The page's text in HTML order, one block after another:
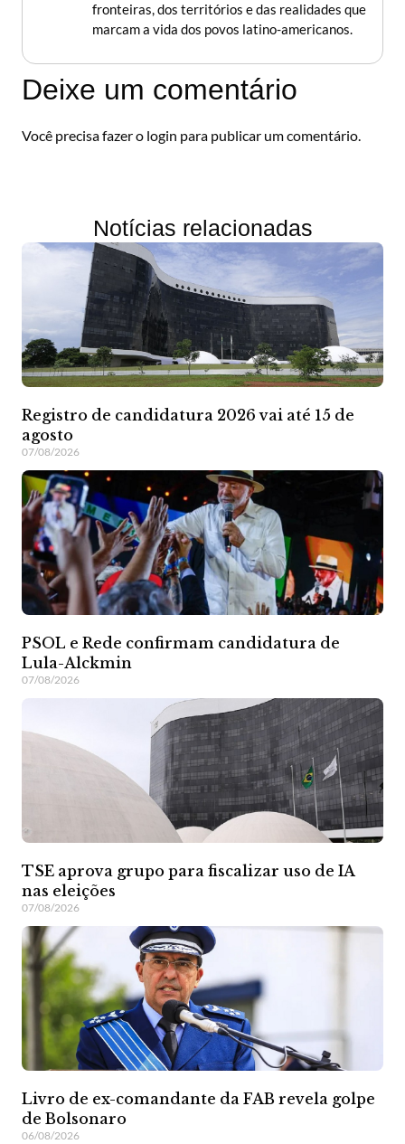
fronteiras, dos territórios e das realidades que
marcam a vida dos povos latino-americanos.
Deixe um comentário
Você precisa fazer o login para publicar um comentário.
Notícias relacionadas
Registro de candidatura 2026 vai até 15 de
agosto
07/08/2026
PSOL e Rede confirmam candidatura de
Lula-Alckmin
07/08/2026
TSE aprova grupo para fiscalizar uso de IA
nas eleições
07/08/2026
Livro de ex-comandante da FAB revela golpe
de Bolsonaro
06/08/2026